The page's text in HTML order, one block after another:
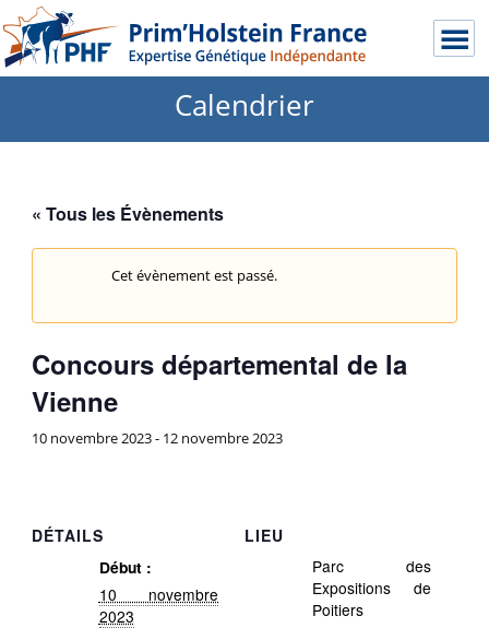
Calendrier
« Tous les Évènements
Cet évènement est passé.
Concours départemental de la
Vienne
10 novembre 2023- 12 novembre 2023
DÉTAILS
Début :
10 novembre
2023
LIEU
Parc des
Expositions de
Poitiers